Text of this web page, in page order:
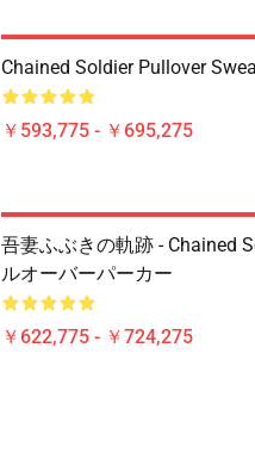
Chained Soldier Pullover
￥593,775 - ￥695,275
吾妻ふぶきの軌跡 - Chained
ルオーバーパーカー
￥622,775 - ￥724,275